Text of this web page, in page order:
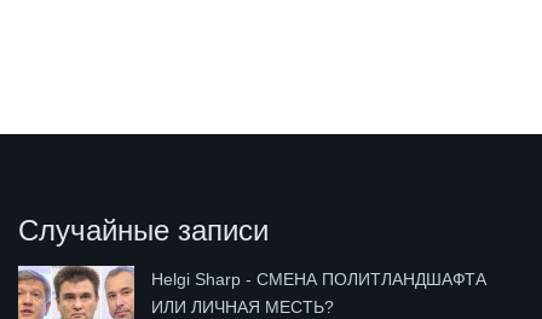
Случайные записи
Helgi Sharp - СМЕНА ПОЛИТЛАНДШАФТА
ИЛИ ЛИЧНАЯ МЕСТЬ?